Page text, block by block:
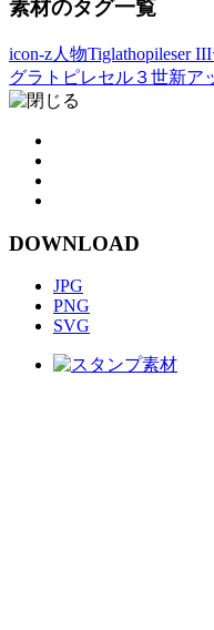
素材のタグ一覧
icon-z人物Tiglathopileser III
グラトピレセル３世新ア
DOWNLOAD
JPG
PNG
SVG